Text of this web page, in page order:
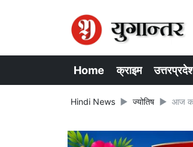
Home क्राइम
Hindi News ज्योतिष आज